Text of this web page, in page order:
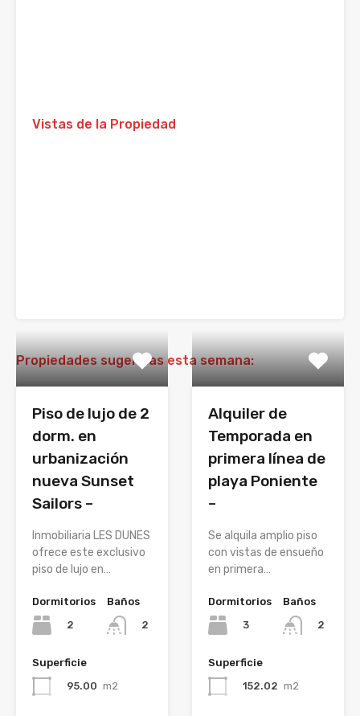
Vistas de la Propiedad
Propiedades sugeridas esta semana:
Piso de lujo de 2
dorm. en
urbanización
nueva Sunset
Sailors –
Inmobiliaria LES DUNES
ofrece este exclusivo
piso de lujo en…
Dormitorios
2
Baños
2
Superficie
95.00 m2
Alquiler de
Temporada en
primera línea de
playa Poniente
–
Se alquila amplio piso
con vistas de ensueño
en primera…
Dormitorios
3
Baños
2
Superficie
152.02 m2